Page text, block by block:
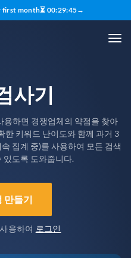
first month⏳ 00:29:44→
사기
용하면 경쟁업체의 약점을 찾아
한 키워드 난이도와 함께 과거 3
집계 중)를 사용하여 모든 검색
있도록 도와줍니다.
만들기
용하여 로그인